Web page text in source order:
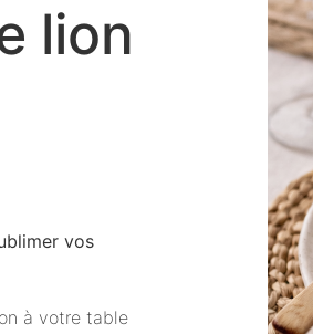
lion
vos
à votre table